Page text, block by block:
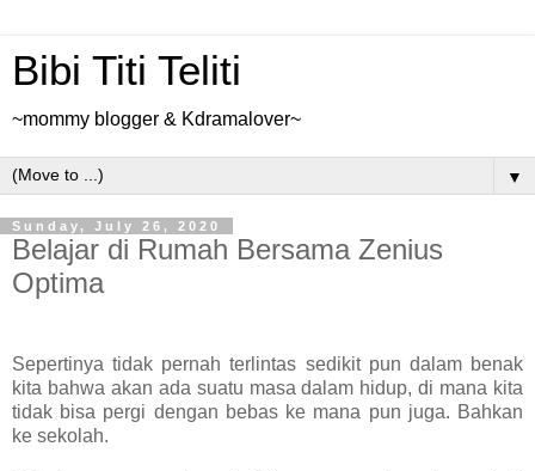
Bibi Titi Teliti
~mommy blogger & Kdramalover~
▼
Sunday, July 26, 2020
Belajar di Rumah Bersama Zenius
Optima
Sepertinya tidak pernah terlintas sedikit pun dalam benak
kita bahwa akan ada suatu masa dalam hidup, di mana kita
tidak bisa pergi dengan bebas ke mana pun juga. Bahkan
ke sekolah.